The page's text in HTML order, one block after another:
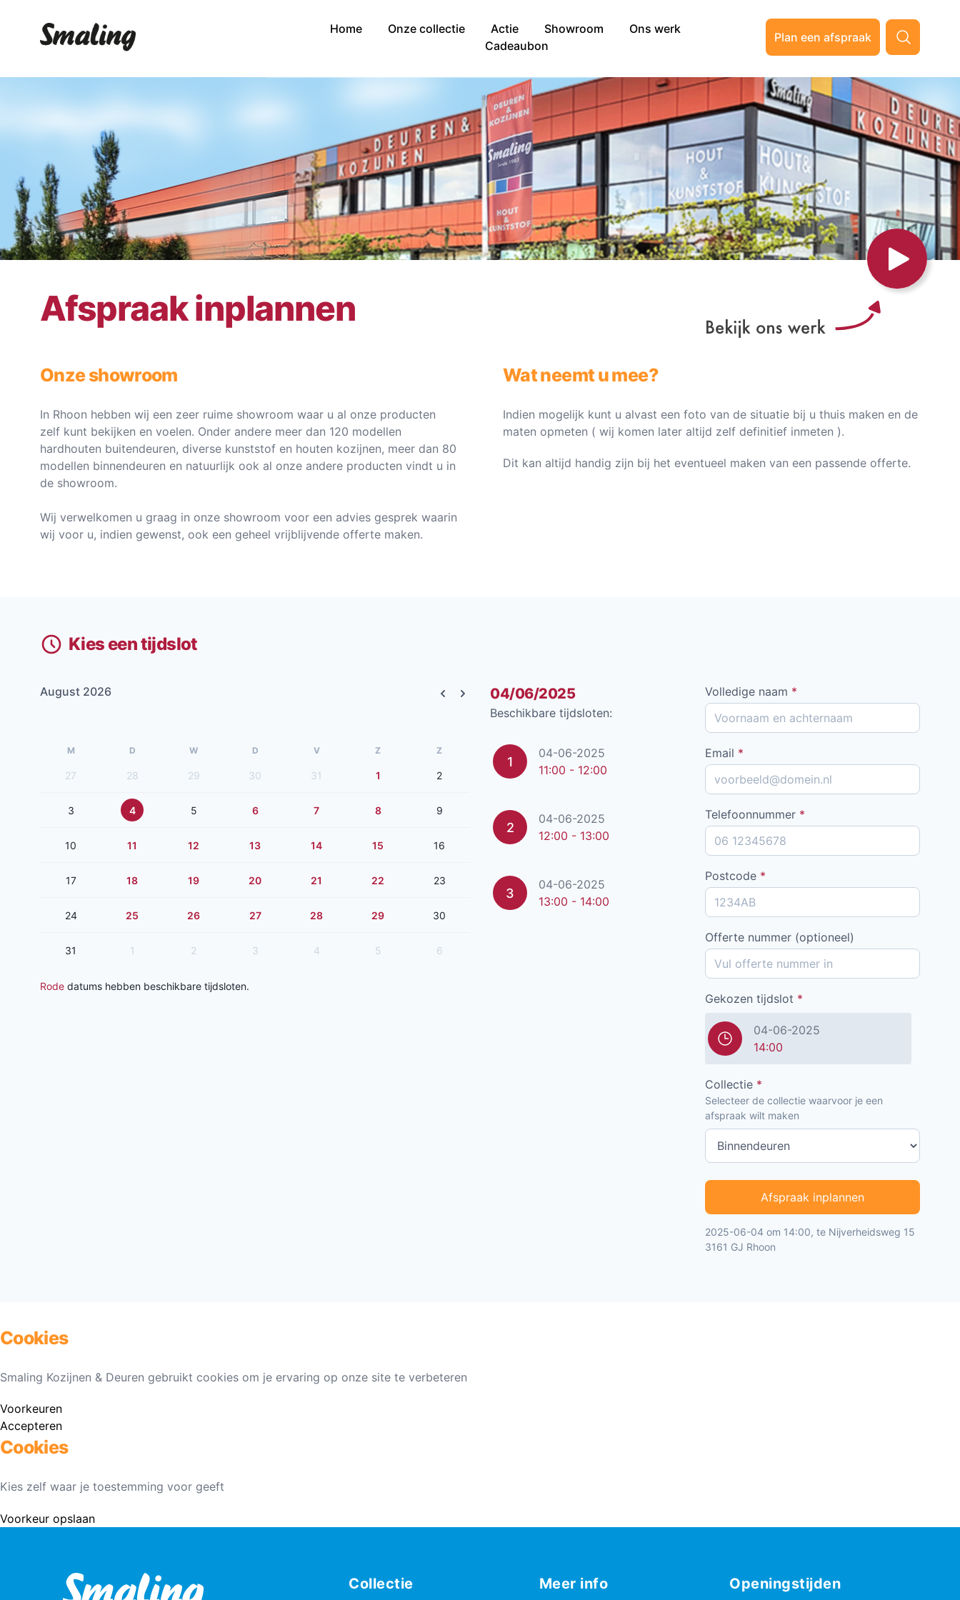
Home Onze collectie Actie Showroom
Ons werk
Cadeaubon
Plan een afspraak
Afspraak inplannen
Onze showroom
In Rhoon hebben wij een zeer ruime showroom waar u al onze producten
zelf kunt bekijken en voelen. Onder andere meer dan 120 modellen
hardhouten buitendeuren, diverse kunststof en houten kozijnen, meer dan 80
modellen binnendeuren en natuurlijk ook al onze andere producten vindt u in
de showroom.
Wij verwelkomen u graag in onze showroom voor een advies gesprek waarin
wij voor u, indien gewenst, ook een geheel vrijblijvende offerte maken.
Wat neemt u mee?
Indien mogelijk kunt u alvast een foto van de situatie bij u thuis maken en de
maten opmeten ( wij komen later altijd zelf definitief inmeten ).
Dit kan altijd handig zijn bij het eventueel maken van een passende offerte.
Kies een tijdslot
August 2026
Previous month
Next month
M D W D V Z Z
27 28 29 30 31 1 2
3 4 5 6 7 8 9
10 11 12 13 14 15 16
17 18 19 20 21 22 23
24 25 26 27 28 29 30
31 1 2 3 4 5 6
Rode datums hebben beschikbare tijdsloten.
04/06/2025
Beschikbare tijdsloten:
1
04-06-2025
11:00 - 12:00
2
04-06-2025
12:00 - 13:00
3
04-06-2025
13:00 - 14:00
Volledige naam *
Email *
Telefoonnummer *
Postcode *
Offerte nummer (optioneel)
Gekozen tijdslot *
04-06-2025
14:00
Collectie *
Selecteer de collectie waarvoor je een
afspraak wilt maken
Afspraak inplannen
2025-06-04 om 14:00, te Nijverheidsweg 15
3161 GJ Rhoon
Cookies
Smaling Kozijnen & Deuren gebruikt cookies om je ervaring op onze site te verbeteren
Voorkeuren
Accepteren
Cookies
Kies zelf waar je toestemming voor geeft
Voorkeur opslaan
Collectie Meer info Openingstijden